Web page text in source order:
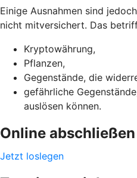
Einige Ausnahmen sind
nicht mitversichert. Das
Kryptowährung,
Pflanzen,
Gegenstände, die
gefährliche
auslösen können.
Online abschließen
Jetzt loslegen